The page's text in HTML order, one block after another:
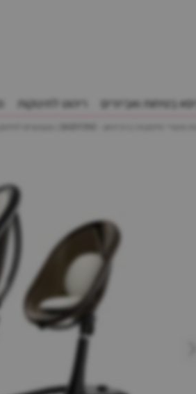
כיסא בטיחות ואביזרים ריהוט לתינוקות